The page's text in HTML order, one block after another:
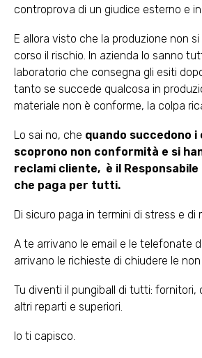
controprova di un giudice esterno e
E allora visto che la produzione non
corso il rischio. In azienda lo sanno
laboratorio che consegna gli esiti
tanto se succede qualcosa in
materiale non è conforme, la colpa
Lo sai no, che quando succedono i
scoprono non conformità e si
reclami cliente, è il Responsabile
che paga per tutti.
Di sicuro paga in termini di stress e di
A te arrivano le email e le telefonate
arrivano le richieste di chiudere le
Tu diventi il pungiball di tutti: fornitori,
altri reparti e superiori.
Io ti capisco.